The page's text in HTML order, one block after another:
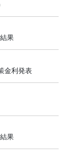
果
金利発表
果